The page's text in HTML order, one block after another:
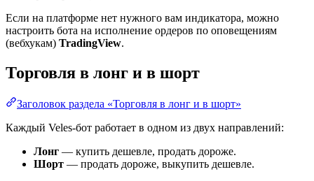
Если на платформе нет нужного вам индикатора, можно
настроить бота на исполнение ордеров по оповещениям
(вебхукам) TradingView.
Торговля в лонг и в шорт
Заголовок раздела «Торговля в лонг и в шорт»
Каждый Veles-бот работает в одном из двух направлений:
Лонг — купить дешевле, продать дороже.
Шорт — продать дороже, выкупить дешевле.